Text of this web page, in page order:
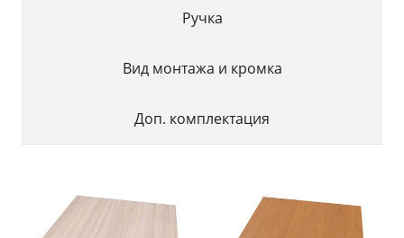
Ручка
Вид монтажа и кромка
Доп. комплектация